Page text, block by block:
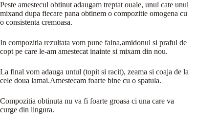
Peste amestecul obtinut adaugam treptat ouale, unul cate unul
mixand dupa fiecare pana obtinem o compozitie omogena cu
o consistenta cremoasa.
In compozitia rezultata vom pune faina,amidonul si praful de
copt pe care le-am amestecat inainte si mixam din nou.
La final vom adauga untul (topit si racit), zeama si coaja de la
cele doua lamai.Amestecam foarte bine cu o spatula.
Compozitia obtinuta nu va fi foarte groasa ci una care va
curge din lingura.